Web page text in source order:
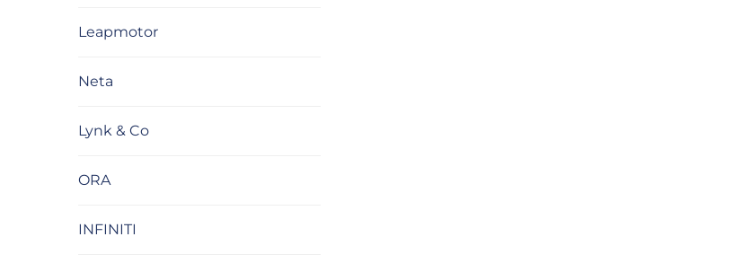
Leapmotor
Neta
Lynk & Co
ORA
INFINITI